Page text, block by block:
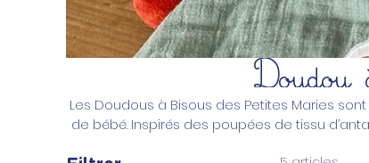
Doudou
Les Doudous à Bisous des Petites Maries
de bébé. Inspirés des poupées de tissu